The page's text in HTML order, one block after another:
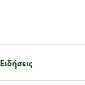
Ειδήσεις